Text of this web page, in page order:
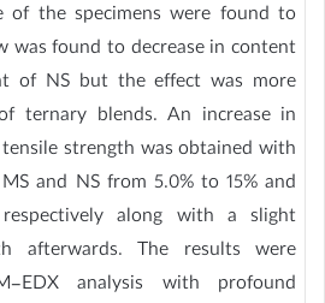
the specimens were found to
was found to decrease in content
of NS but the effect was more
ternary blends. An increase in
strength was obtained with
and NS from 5.0% to 15% and
along with a slight
afterwards. The results were
EDX analysis with profound